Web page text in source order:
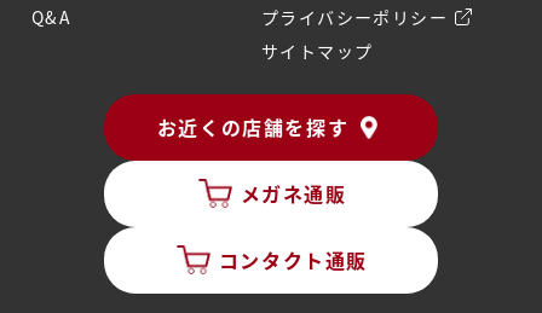
Q&A
プライバシーポリシー
サイトマップ
お近くの店舗を探す
メガネ通販
コンタクト通販